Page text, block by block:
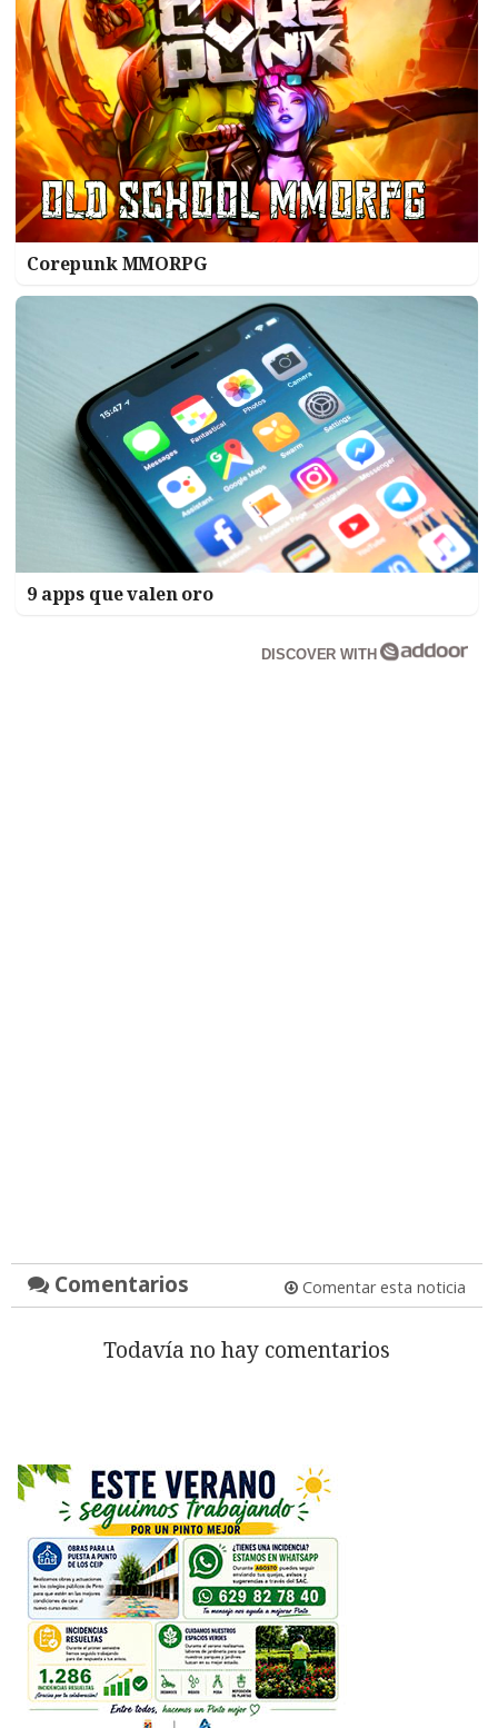
Corepunk MMORPG
9 apps que valen oro
DISCOVER WITH
Comentarios Comentar esta noticia
Todavía no hay comentarios